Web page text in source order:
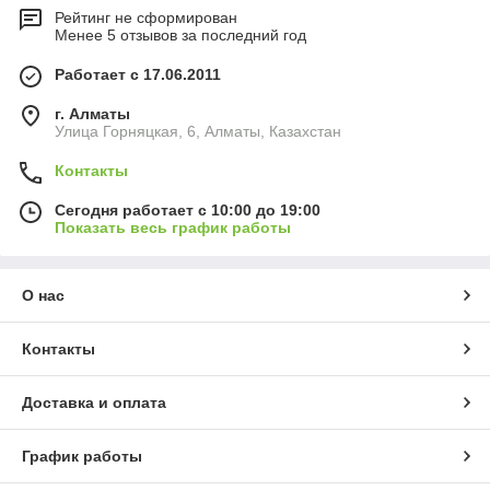
Рейтинг не сформирован
Менее 5 отзывов за последний год
Работает с 17.06.2011
г. Алматы
​Улица Горняцкая, 6, Алматы, Казахстан
Контакты
Сегодня работает с 10:00 до 19:00
Показать весь график работы
О нас
Контакты
Доставка и оплата
График работы